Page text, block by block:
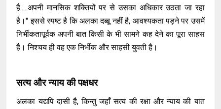
है.....अपनी मानसिक शक्तियों पर से उसका अधिकार उठता जा रहा
है।" इससे स्पष्ट है कि अलका दब्बू नहीं है, आवश्यकता पड़ने पर उसमें
निर्भीकतापूर्वक अपनी बात किसी के भी सामने कह देने का पूरा साहस
है। निश्चय ही वह एक निर्भीक और साहसी युवती है।
सत्य और न्याय की पक्षधर
अलका यद्यपि दासी है, किन्तु जहाँ सत्य की रक्षा और न्याय की बात